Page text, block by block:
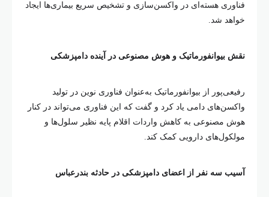
فناوری هسته‌ای در واکسن‌سازی و تشخیص سریع بیماری‌ها ایجاد
خواهد شد.
نقش بیوانفورماتیک و هوش مصنوعی در آینده دامپزشکی
رفیعی‌پور از بیوانفورماتیک به‌عنوان فناوری نوین در تولید
واکسن‌های دامی یاد کرد و گفت که این فناوری می‌تواند در کنار
هوش مصنوعی به کاهش واردات اقلام پایه نظیر سلول‌ها و
مولکول‌های دارویی کمک کند.
آسیب سه نفر از اعضای دامپزشکی در حادثه بندرعباس